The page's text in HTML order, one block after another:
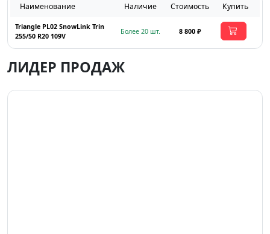
Наименование Наличие Стоимость Купить
Triangle PL02 SnowLink Trin
255/50 R20 109V
Более 20 шт. 8 800 ₽
ЛИДЕР ПРОДАЖ